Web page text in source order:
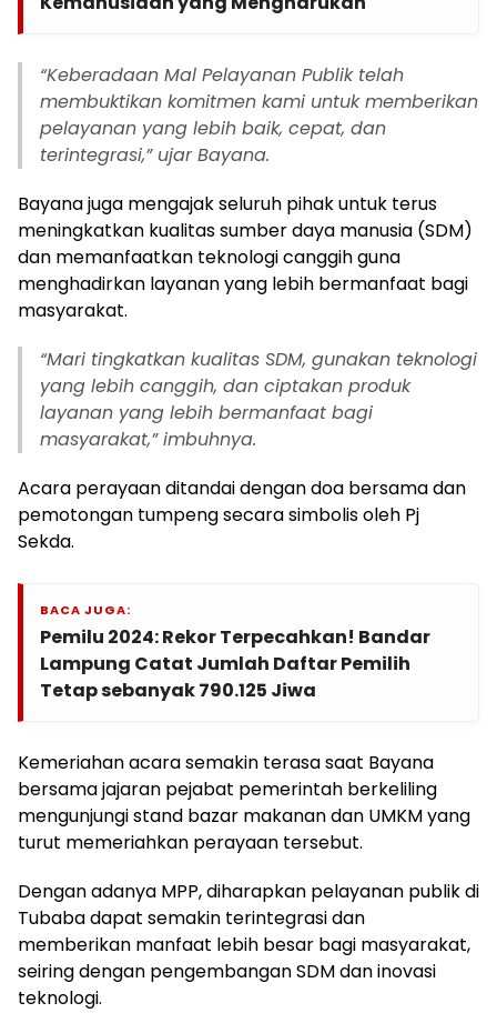
“Keberadaan Mal Pelayanan Publik telah
membuktikan komitmen kami untuk memberikan
pelayanan yang lebih baik, cepat, dan
terintegrasi,” ujar Bayana.
Bayana juga mengajak seluruh pihak untuk terus
meningkatkan kualitas sumber daya manusia (SDM)
dan memanfaatkan teknologi canggih guna
menghadirkan layanan yang lebih bermanfaat bagi
masyarakat.
“Mari tingkatkan kualitas SDM, gunakan teknologi
yang lebih canggih, dan ciptakan produk
layanan yang lebih bermanfaat bagi
masyarakat,” imbuhnya.
Acara perayaan ditandai dengan doa bersama dan
pemotongan tumpeng secara simbolis oleh Pj
Sekda.
BACA JUGA:
Pemilu 2024: Rekor Terpecahkan! Bandar
Lampung Catat Jumlah Daftar Pemilih
Tetap sebanyak 790.125 Jiwa
Kemeriahan acara semakin terasa saat Bayana
bersama jajaran pejabat pemerintah berkeliling
mengunjungi stand bazar makanan dan UMKM yang
turut memeriahkan perayaan tersebut.
Dengan adanya MPP, diharapkan pelayanan publik di
Tubaba dapat semakin terintegrasi dan
memberikan manfaat lebih besar bagi masyarakat,
seiring dengan pengembangan SDM dan inovasi
teknologi.